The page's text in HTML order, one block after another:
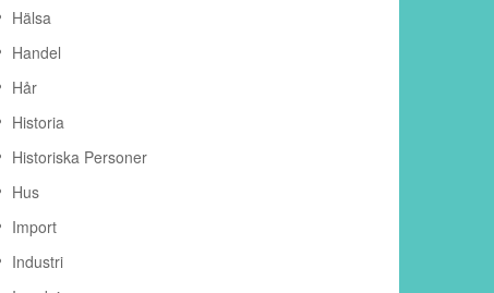
Hälsa
Handel
Hår
Historia
Historiska Personer
Hus
Import
Industri